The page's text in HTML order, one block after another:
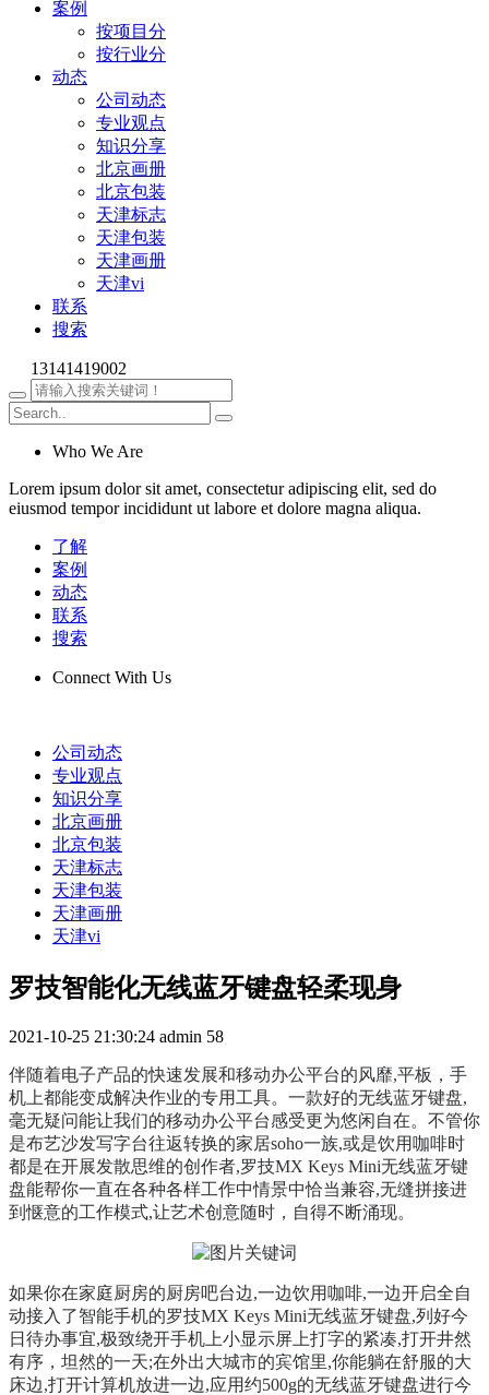
案例
按项目分
按行业分
动态
公司动态
专业观点
知识分享
北京画册
北京包装
天津标志
天津包装
天津画册
天津vi
联系
搜索
13141419002
Who We Are
Lorem ipsum dolor sit amet, consectetur adipiscing elit, sed do
eiusmod tempor incididunt ut labore et dolore magna aliqua.
了解
案例
动态
联系
搜索
Connect With Us
公司动态
专业观点
知识分享
北京画册
北京包装
天津标志
天津包装
天津画册
天津vi
罗技智能化无线蓝牙键盘轻柔现身
2021-10-25 21:30:24 admin 58
伴随着电子产品的快速发展和移动办公平台的风靡,平板，手
机上都能变成解决作业的专用工具。一款好的无线蓝牙键盘,
毫无疑问能让我们的移动办公平台感受更为悠闲自在。不管你
是布艺沙发写字台往返转换的家居soho一族,或是饮用咖啡时
都是在开展发散思维的创作者,罗技MX Keys Mini无线蓝牙键
盘能帮你一直在各种各样工作中情景中恰当兼容,无缝拼接进
到惬意的工作模式,让艺术创意随时，自得不断涌现。
如果你在家庭厨房的厨房吧台边,一边饮用咖啡,一边开启全自
动接入了智能手机的罗技MX Keys Mini无线蓝牙键盘,列好今
日待办事宜,极致绕开手机上小显示屏上打字的紧凑,打开井然
有序，坦然的一天;在外出大城市的宾馆里,你能躺在舒服的大
床边,打开计算机放进一边,应用约500g的无线蓝牙键盘进行今